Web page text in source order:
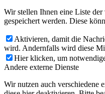
Wir stellen Ihnen eine Liste
gespeichert werden. Diese
Aktivieren, damit die
wird. Andernfalls wird diese
Hier klicken, um
Andere externe Dienste
Wir nutzen auch verschiedene